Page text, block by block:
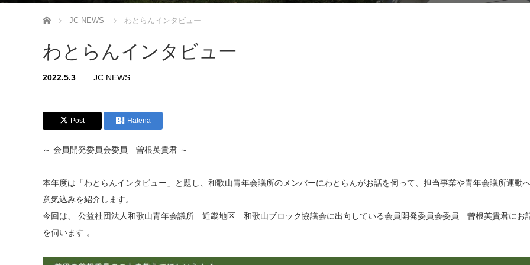
ホーム JC NEWS わとらんインタビュー
わとらんインタビュー
2022.5.3 JC NEWS
Post Hatena
～ 会員開発委員会委員 曽根英貴君 ～
本年度は「わとらんインタビュー」と題し、和歌山青年会議所のメンバーにわとらんがお話を伺って、担当事業や青年会議所運動
意気込みを紹介します。
今回は、 公益社団法人和歌山青年会議所 近畿地区 和歌山ブロック協議会に出向している会員開発委員会委員 曽根英貴君にお
を伺います 。